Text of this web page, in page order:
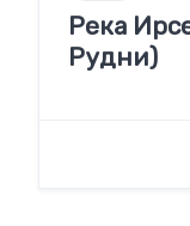
Река
Рудни)